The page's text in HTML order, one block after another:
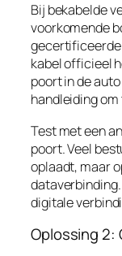
Bij bekabelde
voorkomende
gecertificeerde
kabel officieel
poort in de
handleiding
Test met een
poort. Veel
oplaadt, maar
digitale
Oplossing 2: